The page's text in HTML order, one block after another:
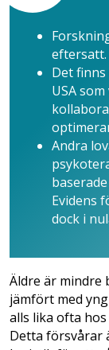
eftersatt.
Det
USA
Andra
Evidens
dock i
Äldre är mindre
jämfört med
alls lika ofta
Detta försvårar